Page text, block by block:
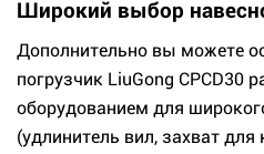
Широкий выбор
Дополнительно вы можете
погрузчик LiuGong CPCD30
оборудованием для
(удлинитель вил, захват для